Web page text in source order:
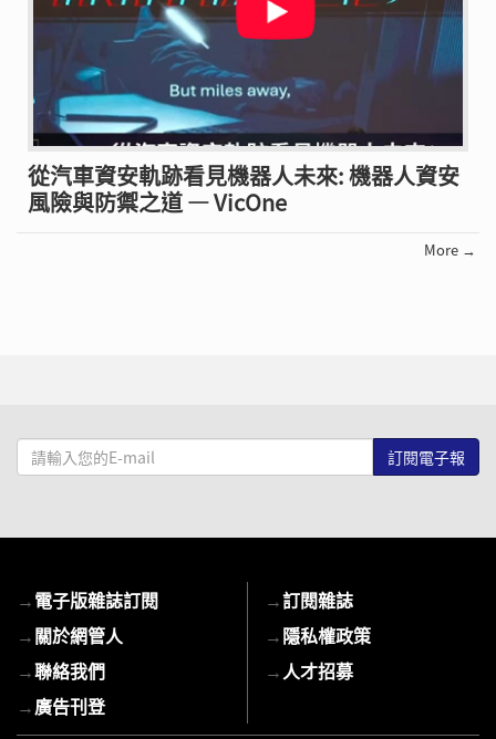
從汽車資安軌跡看見機器人未來: 機器人資安
風險與防禦之道 — VicOne
More →
請
輸
mail
→電子版雜誌訂閱
→關於網管人
→聯絡我們
→廣告刊登
→訂閱雜誌
→隱私權政策
→ 人才招募